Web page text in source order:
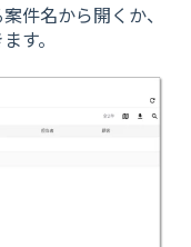
件名から開くか、
す。